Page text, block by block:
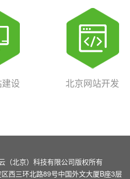
设 北京网站开发
（北京）科技有限公司版权所有
西三环北路89号中国外文大厦B座3层